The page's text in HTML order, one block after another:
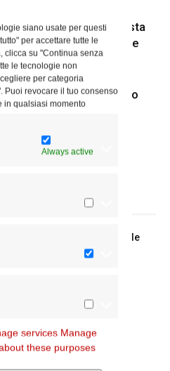
siano usate per questi
per accettare tutte le
clicca su "Continua senza
le tecnologie non
per categoria
Puoi revocare il tuo consenso
in qualsiasi momento
Always active
services Manage
these purposes
la nuova proposta
Paritario Sant’Apollinare
agosto il pellegrinaggio
a Lourdes
la dichiarazione del cardinale
la nuova proposta